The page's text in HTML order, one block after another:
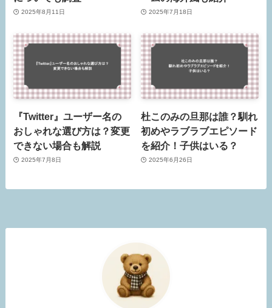
2025年8月11日 2025年7月18日
『Twitter』ユーザー名の
おしゃれな選び方は？変更
できない場合も解説
2025年7月8日
杜このみの旦那は誰？馴れ
初めやラブラブエピソード
を紹介！子供はいる？
2025年6月26日